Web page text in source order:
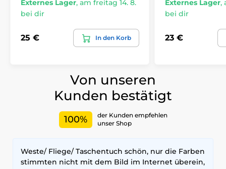
Externes Lager, am freitag 14. 8.
bei dir
25 € In den Korb
Externes Lager,
bei dir
23 €
Von unseren
Kunden bestätigt
100%
der Kunden empfehlen
unser Shop
Weste/ Fliege/ Taschentuch schön, nur die Farben
stimmten nicht mit dem Bild im Internet überein,